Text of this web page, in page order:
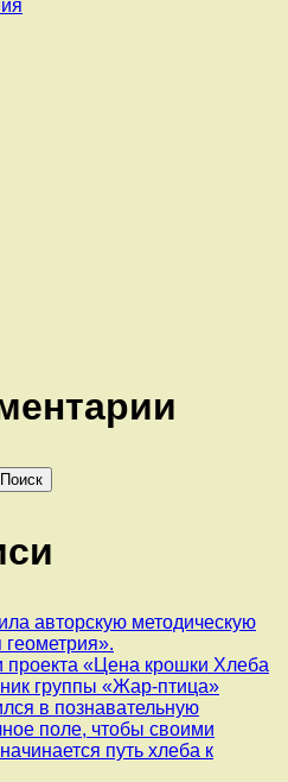
авторскую методическую
геометрия».
проекта «Цена крошки Хлеба
группы «Жар-птица»
в познавательную
поле, чтобы своими
путь хлеба к